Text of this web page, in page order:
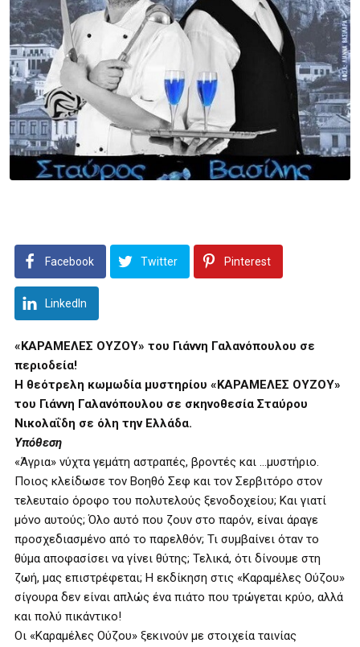
Facebook Twitter Pinterest
LinkedIn
«ΚΑΡΑΜΕΛΕΣ ΟΥΖΟΥ» του Γιάννη Γαλανόπουλου σε
περιοδεία!
Η θεότρελη κωμωδία μυστηρίου «ΚΑΡΑΜΕΛΕΣ ΟΥΖΟΥ»
του Γιάννη Γαλανόπουλου σε σκηνοθεσία Σταύρου
Νικολαΐδη σε όλη την Ελλάδα.
Υπόθεση
«Άγρια» νύχτα γεμάτη αστραπές, βροντές και …μυστήριο.
Ποιος κλείδωσε τον Βοηθό Σεφ και τον Σερβιτόρο στον
τελευταίο όροφο του πολυτελούς ξενοδοχείου; Και γιατί
μόνο αυτούς; Όλο αυτό που ζουν στο παρόν, είναι άραγε
προσχεδιασμένο από το παρελθόν; Τι συμβαίνει όταν το
θύμα αποφασίσει να γίνει θύτης; Τελικά, ότι δίνουμε στη
ζωή, μας επιστρέφεται; Η εκδίκηση στις «Καραμέλες Ούζου»
σίγουρα δεν είναι απλώς ένα πιάτο που τρώγεται κρύο, αλλά
και πολύ πικάντικο!
Οι «Καραμέλες Ούζου» ξεκινούν με στοιχεία ταινίας